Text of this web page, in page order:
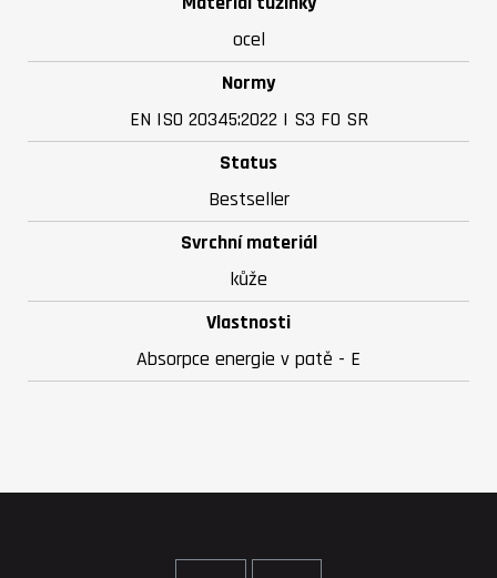
ocel
Normy
EN ISO 20345:2022 | S3 FO SR
Status
Bestseller
Svrchní materiál
kůže
Vlastnosti
Absorpce energie v patě - E